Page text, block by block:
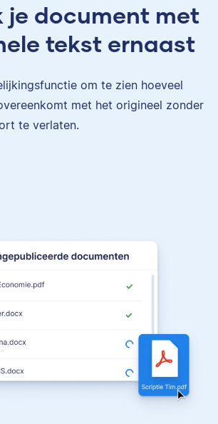
je document met
tekst ernaast
om te zien hoeveel
met het origineel zonder
te verlaten.